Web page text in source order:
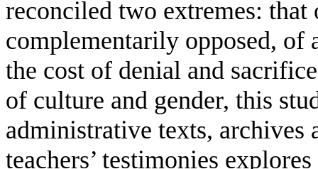
reconciled two extremes: that
complementarily opposed, of
the cost of denial and
of culture and gender, this
administrative texts, archives
teachers’ testimonies